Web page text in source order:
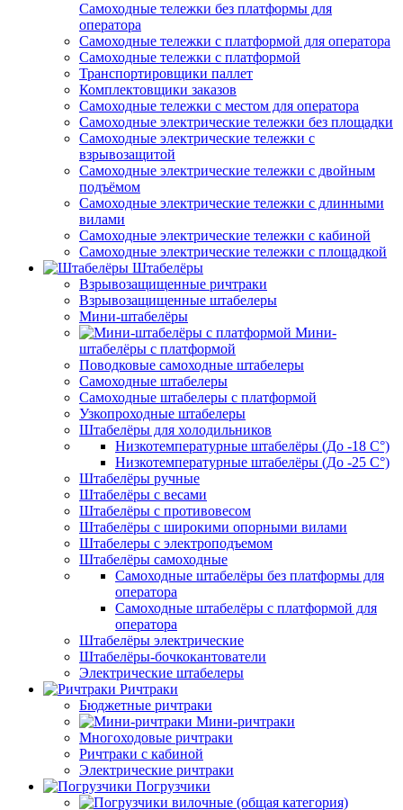
Самоходные тележки без платформы для
оператора
Самоходные тележки с платформой для оператора
Самоходные тележки с платформой
Транспортировщики паллет
Комплектовщики заказов
Самоходные тележки с местом для оператора
Самоходные электрические тележки без площадки
Самоходные электрические тележки с
взрывозащитой
Самоходные электрические тележки с двойным
подъёмом
Самоходные электрические тележки с длинными
вилами
Самоходные электрические тележки с кабиной
Самоходные электрические тележки с площадкой
Штабелёры
Взрывозащищенные ричтраки
Взрывозащищенные штабелеры
Мини-штабелёры
Мини-
штабелёры с платформой
Поводковые самоходные штабелеры
Самоходные штабелеры
Самоходные штабелеры с платформой
Узкопроходные штабелеры
Штабелёры для холодильников
Низкотемпературные штабелёры (До -18 C°)
Низкотемпературные штабелёры (До -25 C°)
Штабелёры ручные
Штабелёры с весами
Штабелёры с противовесом
Штабелёры с широкими опорными вилами
Штабелеры с электроподъемом
Штабелёры самоходные
Самоходные штабелёры без платформы для
оператора
Самоходные штабелёры с платформой для
оператора
Штабелёры электрические
Штабелёры-бочкокантователи
Электрические штабелеры
Ричтраки
Бюджетные ричтраки
Мини-ричтраки
Многоходовые ричтраки
Ричтраки с кабиной
Электрические ричтраки
Погрузчики